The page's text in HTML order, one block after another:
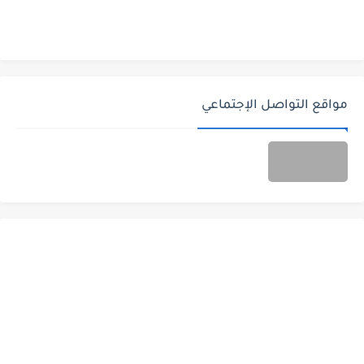
مواقع التواصل الإجتماعي